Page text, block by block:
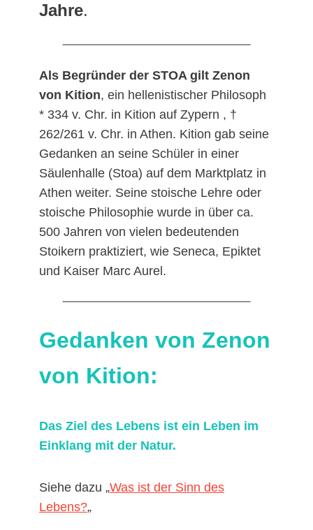
Jahre.
Als Begründer der STOA gilt Zenon
von Kition, ein hellenistischer Philosoph
* 334 v. Chr. in Kition auf Zypern , †
262/261 v. Chr. in Athen. Kition gab seine
Gedanken an seine Schüler in einer
Säulenhalle (Stoa) auf dem Marktplatz in
Athen weiter. Seine stoische Lehre oder
stoische Philosophie wurde in über ca.
500 Jahren von vielen bedeutenden
Stoikern praktiziert, wie Seneca, Epiktet
und Kaiser Marc Aurel.
Gedanken von Zenon
von Kition:
Das Ziel des Lebens ist ein Leben im
Einklang mit der Natur.
Siehe dazu „Was ist der Sinn des
Lebens?„